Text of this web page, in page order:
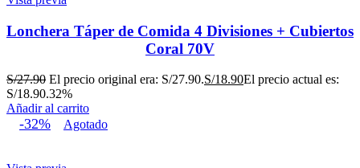
Lonchera Táper de Comida 4 Divisiones + Cubiertos
Coral 70V
S/27.90 El precio original era: S/27.90.S/18.90El precio actual es:
S/18.90.32%
Añadir al carrito
-32% Agotado